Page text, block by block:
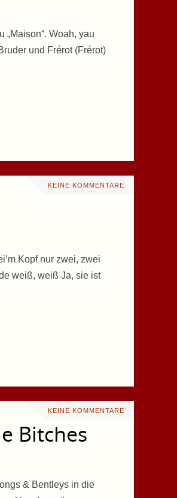
Woah, yau
und Frérot (Frérot)
KEINE KOMMENTARE
Kopf nur zwei, zwei
weiß, weiß Ja, sie ist
KEINE KOMMENTARE
Bitches
& Bentleys in die